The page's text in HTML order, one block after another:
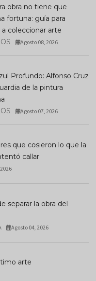
obra no tiene que
fortuna: guía para
coleccionar arte
Agosto 08, 2026
Profundo: Alfonso Cruz
de la pintura
Agosto 07, 2026
que cosieron lo que la
callar
separar la obra del
Agosto 04, 2026
arte